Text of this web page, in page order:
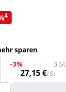
4
sparen
-3% 3 St
27,15 €/ St